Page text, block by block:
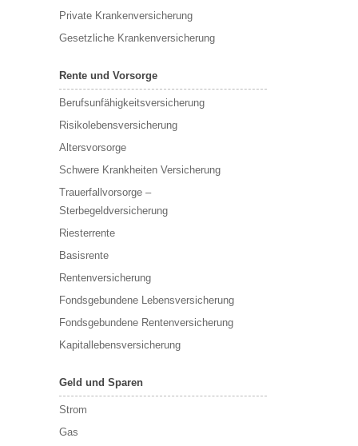
Private Krankenversicherung
Gesetzliche Krankenversicherung
Rente und Vorsorge
Berufs­unfähigkeitsversicherung
Risikolebensversicherung
Altersvorsorge
Schwere Krankheiten Versicherung
Trauerfallvorsorge –
Sterbegeldversicherung
Riesterrente
Basisrente
Rentenversicherung
Fondsgebundene Lebensversicherung
Fondsgebundene Rentenversicherung
Kapitallebensversicherung
Geld und Sparen
Strom
Gas